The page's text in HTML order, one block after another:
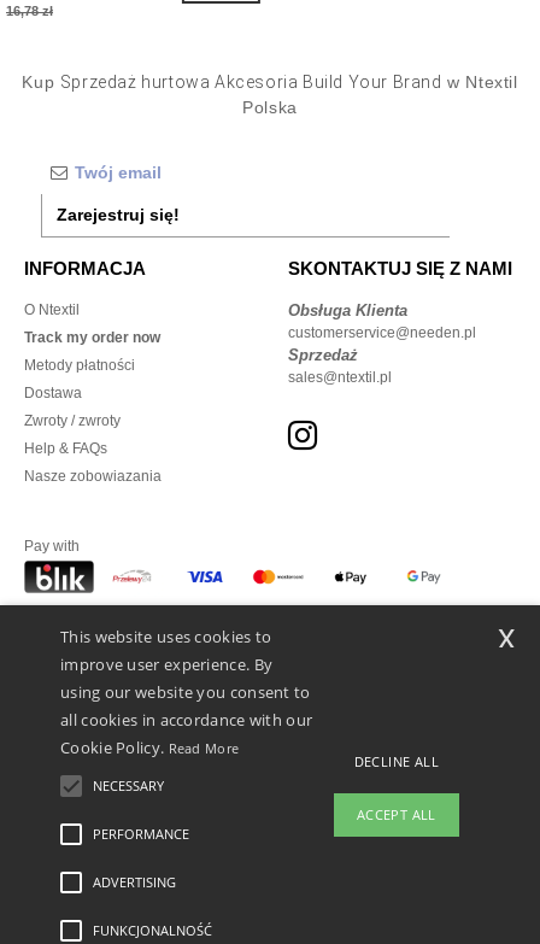
16,78 zł
Kup Sprzedaż hurtowa Akcesoria Build Your Brand w Ntextil
Polska
Zarejestruj się!
INFORMACJA
O Ntextil
Track my order now
Metody płatności
Dostawa
Zwroty / zwroty
Help & FAQs
Nasze zobowiazania
SKONTAKTUJ SIĘ Z NAMI
Obsługa Klienta
customerservice@needen.pl
Sprzedaż
sales@ntextil.pl
Pay with
We ship with
Legal Mentions-polityka prywatności
Wszelkie prawa zastrzeżone
This website uses cookies to
improve user experience. By
using our website you consent to
all cookies in accordance with our
Cookie Policy. Read More
NECESSARY
PERFORMANCE
ADVERTISING
FUNKCJONALNOŚĆ
DECLINE ALL
ACCEPT ALL
x